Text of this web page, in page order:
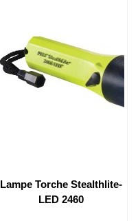
Lampe Torche Stealthlite-
LED 2460